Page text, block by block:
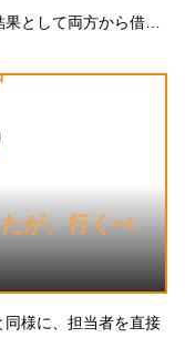
として両方から借り
が、行くべ
同様に、担当者を直接